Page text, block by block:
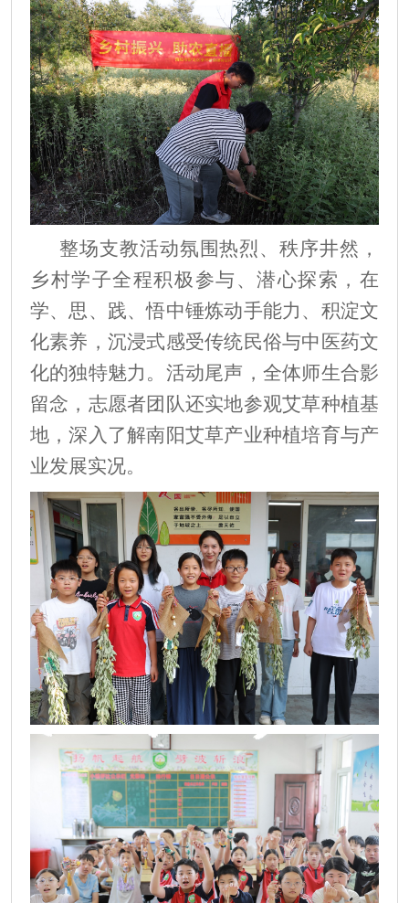
整场支教活动氛围热烈、秩序井然，
乡村学子全程积极参与、潜心探索，在
学、思、践、悟中锤炼动手能力、积淀文
化素养，沉浸式感受传统民俗与中医药文
化的独特魅力。活动尾声，全体师生合影
留念，志愿者团队还实地参观艾草种植基
地，深入了解南阳艾草产业种植培育与产
业发展实况。